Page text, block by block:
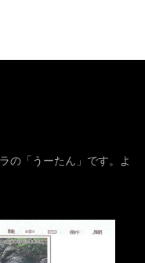
の「うーたん」です。よ